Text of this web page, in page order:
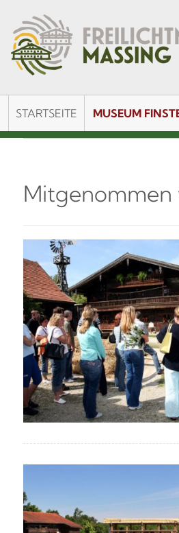
STARTSEITE MUSEUM
Mitgenommen